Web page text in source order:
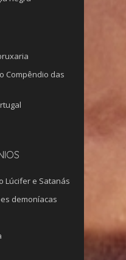
Compêndio das
Lúcifer e Satanás
demoníacas